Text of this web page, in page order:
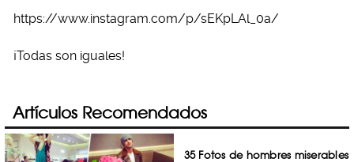
https://www.instagram.com/p/sEKpLAl_0a/
¡Todas son iguales!
Artículos Recomendados
35 Fotos de hombres miserables